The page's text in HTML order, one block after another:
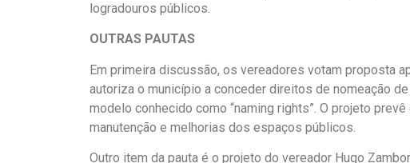
logradouros públicos.
OUTRAS PAUTAS
Em primeira discussão, os vereadores votam proposta
autoriza o município a conceder direitos de nomeação
modelo conhecido como “naming rights”. O projeto
manutenção e melhorias dos espaços públicos.
Outro item da pauta é o projeto do vereador Hugo